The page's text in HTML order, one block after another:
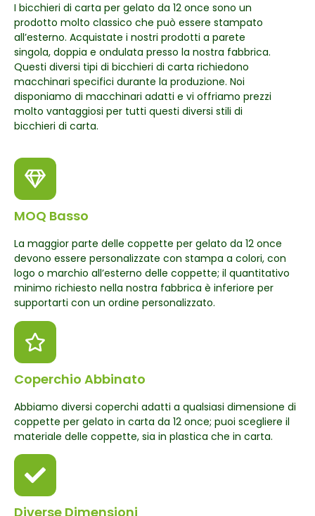
I bicchieri di carta per gelato da 12 once sono un
prodotto molto classico che può essere stampato
all’esterno. Acquistate i nostri prodotti a parete
singola, doppia e ondulata presso la nostra fabbrica.
Questi diversi tipi di bicchieri di carta richiedono
macchinari specifici durante la produzione. Noi
disponiamo di macchinari adatti e vi offriamo prezzi
molto vantaggiosi per tutti questi diversi stili di
bicchieri di carta.
MOQ Basso
La maggior parte delle coppette per gelato da 12 once
devono essere personalizzate con stampa a colori, con
logo o marchio all’esterno delle coppette; il quantitativo
minimo richiesto nella nostra fabbrica è inferiore per
supportarti con un ordine personalizzato.
Coperchio Abbinato
Abbiamo diversi coperchi adatti a qualsiasi dimensione di
coppette per gelato in carta da 12 once; puoi scegliere il
materiale delle coppette, sia in plastica che in carta.
Diverse Dimensioni